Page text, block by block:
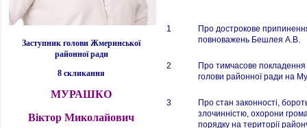
Заступник голови Жмеринської
районної ради
8 скликання
МУРАШКО
Віктор Миколайович
1
Про дострокове
повноважень Бешлея А.В.
2
Про тимчасове покладення
голови районної ради на
3
Про стан законності,
злочинністю, охорони
порядку на території